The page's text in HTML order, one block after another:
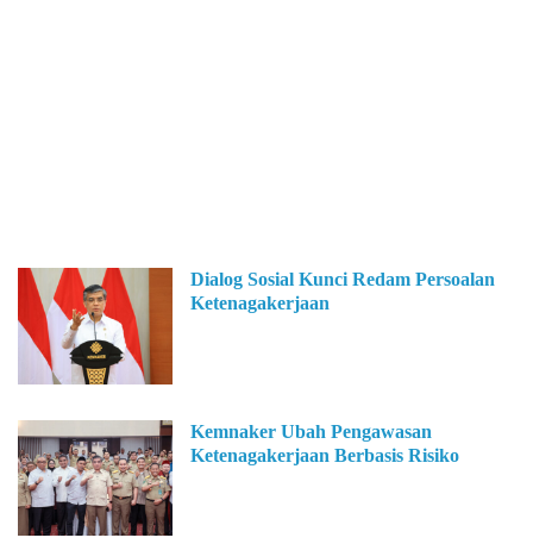
Dialog Sosial Kunci Redam Persoalan
Ketenagakerjaan
Kemnaker Ubah Pengawasan
Ketenagakerjaan Berbasis Risiko